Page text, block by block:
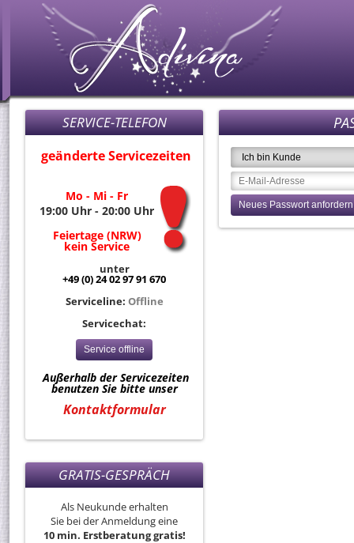
SERVICE-TELEFON
geänderte Servicezeiten
Mo - Mi - Fr
19:00 Uhr - 20:00 Uhr
Feiertage (NRW)
kein Service
unter
+49 (0) 24 02 97 91 670
Serviceline: Offline
Servicechat:
Service offline
Außerhalb der Servicezeiten
benutzen Sie bitte unser
Kontaktformular
GRATIS-GESPRÄCH
Als Neukunde erhalten
Sie bei der Anmeldung eine
10 min. Erstberatung gratis!